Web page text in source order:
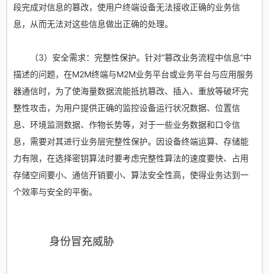
段完成对信息的篡改，使用户终端设备无法接收正确的业务信
息，从而无法对这些信息做出正确的处理。
（3）安全需求：完整性保护。针对“篡改业务流程中信息”中
描述的问题，在M2M终端与M2M业务平台或业务平台与应用服务
器通信时，为了使海量数据流能抵抗篡改、插入、重放等破坏完
整性攻击，为用户提供正确的监控设备运行状况数据、位置信
息、环境监测数据、作物长势等，对于一些业务数据和口令信
息，需要对其进行业务层完整性保护。因设备终端运算、存储能
力有限，在选择密钥算法时要考虑完整性算法的速度要快、占用
存储空间要小、通信开销要小、算法安全性高，使得业务达到一
个效率与安全的平衡。
身份冒充威胁